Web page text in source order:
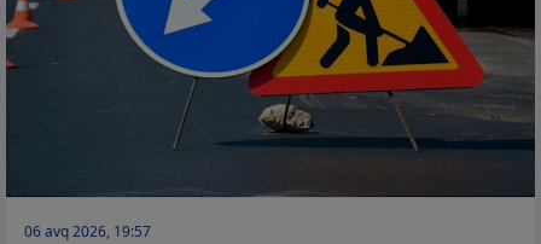
06 avq 2026, 19:57